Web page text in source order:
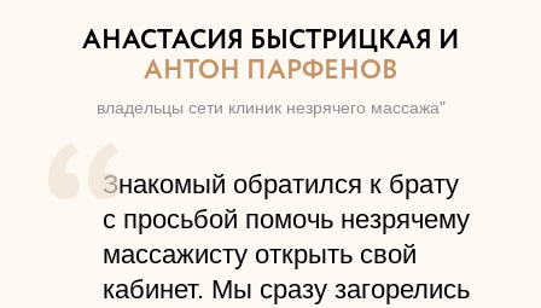
АНАСТАСИЯ БЫСТРИЦКАЯ И
АНТОН ПАРФЕНОВ
владельцы сети клиник незрячего массажа"
Знакомый обратился к брату
с просьбой помочь незрячему
массажисту открыть свой
кабинет. Мы сразу загорелись